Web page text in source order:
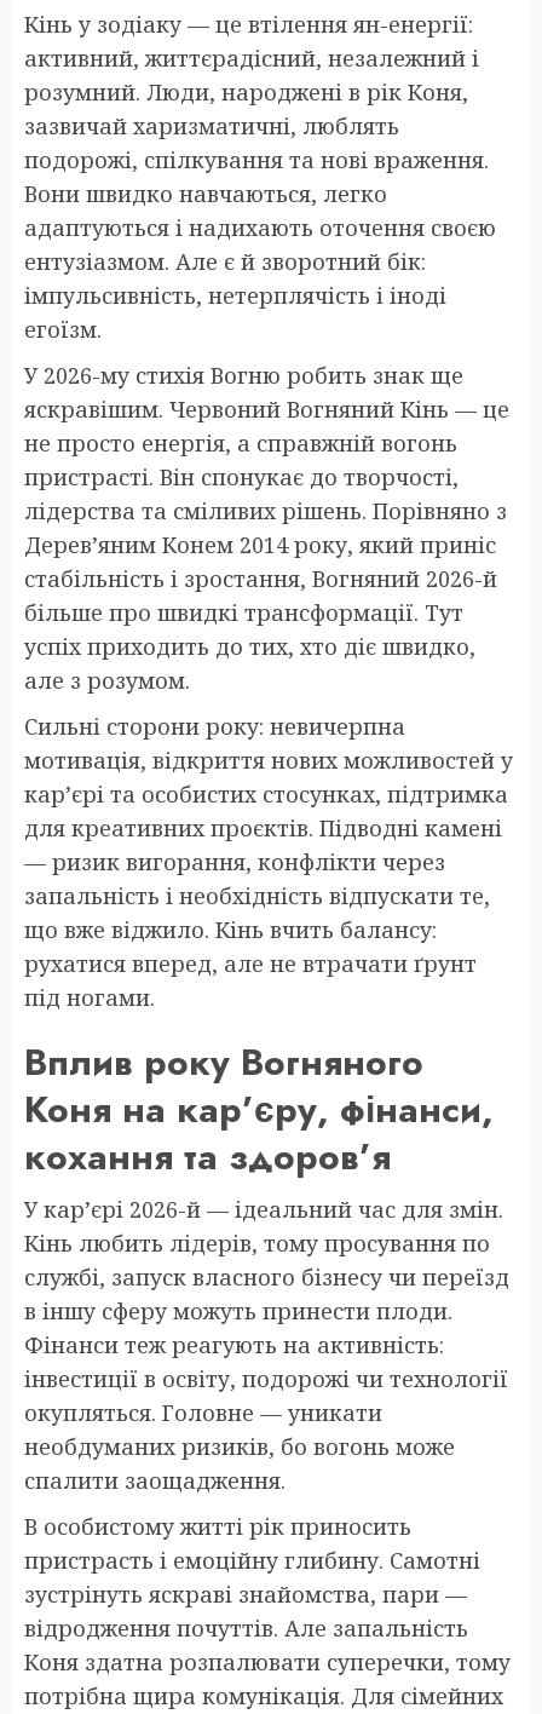
Кінь у зодіаку — це втілення ян-енергії:
активний, життєрадісний, незалежний і
розумний. Люди, народжені в рік Коня,
зазвичай харизматичні, люблять
подорожі, спілкування та нові враження.
Вони швидко навчаються, легко
адаптуються і надихають оточення своєю
ентузіазмом. Але є й зворотний бік:
імпульсивність, нетерплячість і іноді
егоїзм.
У 2026-му стихія Вогню робить знак ще
яскравішим. Червоний Вогняний Кінь — це
не просто енергія, а справжній вогонь
пристрасті. Він спонукає до творчості,
лідерства та сміливих рішень. Порівняно з
Дерев’яним Конем 2014 року, який приніс
стабільність і зростання, Вогняний 2026-й
більше про швидкі трансформації. Тут
успіх приходить до тих, хто діє швидко,
але з розумом.
Сильні сторони року: невичерпна
мотивація, відкриття нових можливостей у
кар’єрі та особистих стосунках, підтримка
для креативних проєктів. Підводні камені
— ризик вигорання, конфлікти через
запальність і необхідність відпускати те,
що вже віджило. Кінь вчить балансу:
рухатися вперед, але не втрачати ґрунт
під ногами.
Вплив року Вогняного
Коня на кар’єру, фінанси,
кохання та здоров’я
У кар’єрі 2026-й — ідеальний час для змін.
Кінь любить лідерів, тому просування по
службі, запуск власного бізнесу чи переїзд
в іншу сферу можуть принести плоди.
Фінанси теж реагують на активність:
інвестиції в освіту, подорожі чи технології
окупляться. Головне — уникати
необдуманих ризиків, бо вогонь може
спалити заощадження.
В особистому житті рік приносить
пристрасть і емоційну глибину. Самотні
зустрінуть яскраві знайомства, пари —
відродження почуттів. Але запальність
Коня здатна розпалювати суперечки, тому
потрібна щира комунікація. Для сімейних